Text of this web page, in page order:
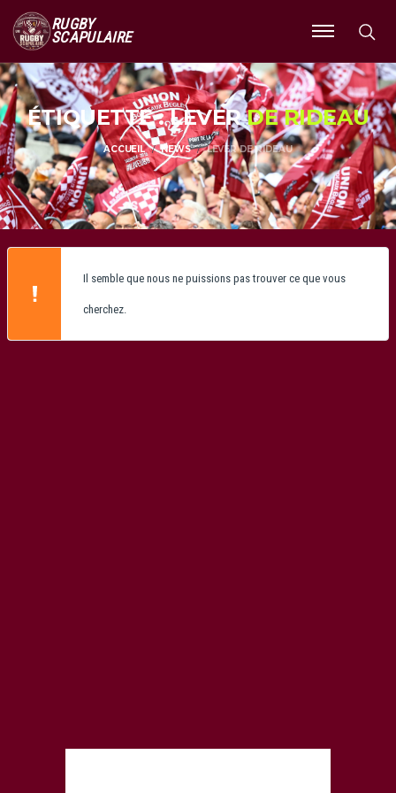
RUGBY
SCAPULAIRE
Ouvrir
le
menu
ÉTIQUETTE : LEVERDE RIDEAU
ACCUEIL NEWS LEVER DE RIDEAU
Il semble que nous ne puissions pas trouver ce que vous
cherchez.